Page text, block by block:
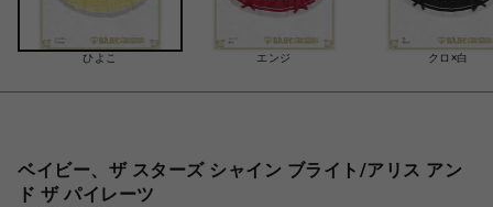
ひよこ エンジ クロ×白
ベイビー、ザ スターズ シャイン ブライト/アリス アン
ド ザ パイレーツ